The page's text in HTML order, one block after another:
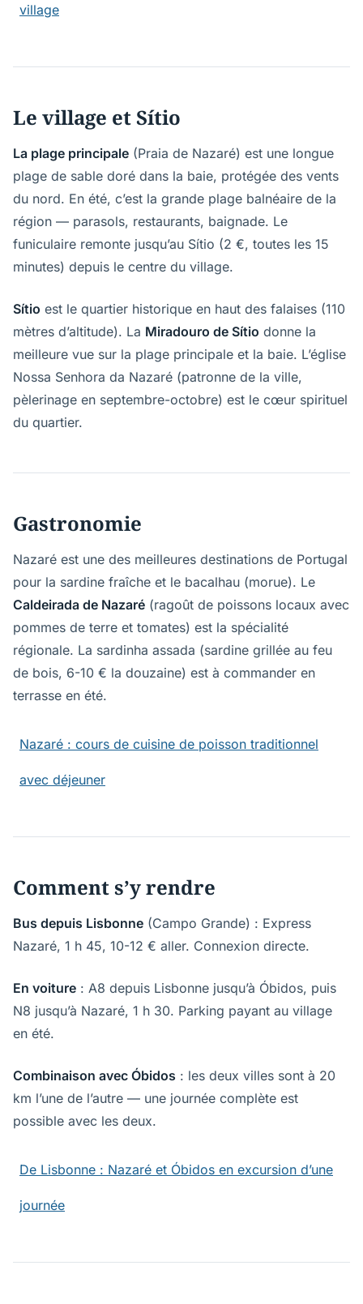
village
Le village et Sítio
La plage principale (Praia de Nazaré) est une longue
plage de sable doré dans la baie, protégée des vents
du nord. En été, c’est la grande plage balnéaire de la
région — parasols, restaurants, baignade. Le
funiculaire remonte jusqu’au Sítio (2 €, toutes les 15
minutes) depuis le centre du village.
Sítio est le quartier historique en haut des falaises (110
mètres d’altitude). La Miradouro de Sítio donne la
meilleure vue sur la plage principale et la baie. L’église
Nossa Senhora da Nazaré (patronne de la ville,
pèlerinage en septembre-octobre) est le cœur spirituel
du quartier.
Gastronomie
Nazaré est une des meilleures destinations de Portugal
pour la sardine fraîche et le bacalhau (morue). Le
Caldeirada de Nazaré (ragoût de poissons locaux avec
pommes de terre et tomates) est la spécialité
régionale. La sardinha assada (sardine grillée au feu
de bois, 6-10 € la douzaine) est à commander en
terrasse en été.
Nazaré : cours de cuisine de poisson traditionnel
avec déjeuner
Comment s’y rendre
Bus depuis Lisbonne (Campo Grande) : Express
Nazaré, 1 h 45, 10-12 € aller. Connexion directe.
En voiture : A8 depuis Lisbonne jusqu’à Óbidos, puis
N8 jusqu’à Nazaré, 1 h 30. Parking payant au village
en été.
Combinaison avec Óbidos : les deux villes sont à 20
km l’une de l’autre — une journée complète est
possible avec les deux.
De Lisbonne : Nazaré et Óbidos en excursion d’une
journée